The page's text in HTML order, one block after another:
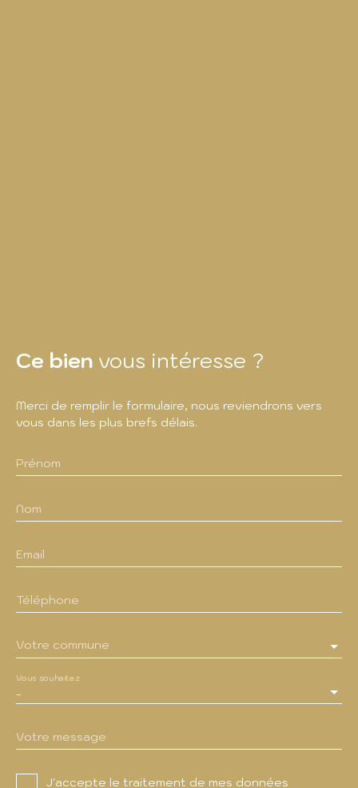
Ce bien vous intéresse ?
Merci de remplir le formulaire, nous reviendrons vers
vous dans les plus brefs délais.
Prénom
Nom
Email
Téléphone
Votre commune
-
Vous souhaitez
Votre message
J'accepte le traitement de mes données